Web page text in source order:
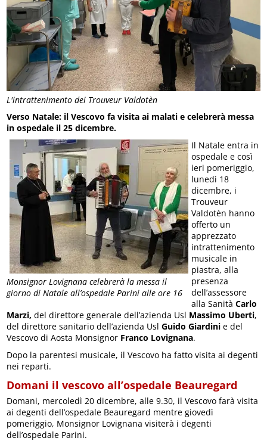
L'intrattenimento dei Trouveur Valdotèn
Verso Natale: il Vescovo fa visita ai malati e celebrerà messa
in ospedale il 25 dicembre.
Monsignor Lovignana celebrerà la messa il
giorno di Natale all’ospedale Parini alle ore 16
Il Natale entra in
ospedale e così
ieri pomeriggio,
lunedì 18
dicembre, i
Trouveur
Valdotèn hanno
offerto un
apprezzato
intrattenimento
musicale in
piastra, alla
presenza
dell’assessore
alla Sanità Carlo
Marzi, del direttore generale dell’azienda Usl Massimo Uberti,
del direttore sanitario dell’azienda UslGuido Giardini e del
Vescovo di Aosta Monsignor Franco Lovignana.
Dopo la parentesi musicale, il Vescovo ha fatto visita ai degenti
nei reparti.
Domani il vescovo all’ospedale Beauregard
Domani, mercoledì 20 dicembre, alle 9.30, il Vescovo farà visita
ai degenti dell’ospedale Beauregard mentre giovedì
pomeriggio, Monsignor Lovignana visiterà i degenti
dell’ospedale Parini.